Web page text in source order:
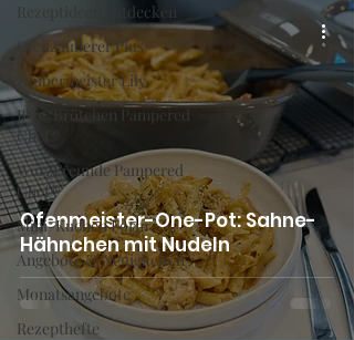
Rezeptideen entdecken
Ofenzauberer Plus
Zaubermeister Lily
Brot/Brötchen Pampered
Chef®
WürzFreunde Pampered
Chef®
Mini-Kuchen Form
Angebote & Neuigkeiten
Monatsangebote
Rezepthefte
Ofenmeister-One-Pot: Sahne-
Hähnchen mit Nudeln